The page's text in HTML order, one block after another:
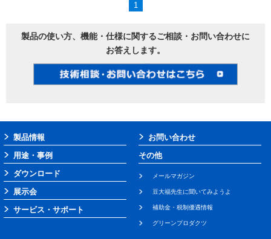
1
製品の使い方、機能・仕様に関するご相談・お問い合わせに
お答えします。
製品情報
用途・事例
ダウンロード
展示会
サービス・サポート
お問い合わせ
その他
メールマガジン
豆大福先生に聞いてみようよ
補助金・税制優遇情報
グリーンプロダクツ